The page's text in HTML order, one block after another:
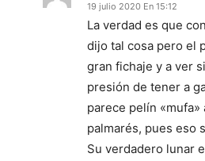
19 julio 2020 En 15:12
La verdad es que
dijo tal cosa pero el
gran fichaje y a ver
presión de tener a
parece pelín
palmarés, pues eso
Su verdadero lunar